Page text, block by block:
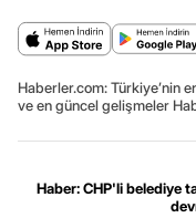
Haberler.com: Türkiye’nin
ve en güncel gelişmeler
Haber: CHP'li belediye